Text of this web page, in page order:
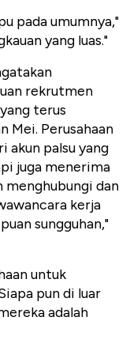
pada umumnya,"
yang luas."
rekrutmen
terus
Mei. Perusahaan
akun palsu yang
juga menerima
menghubungi dan
kerja
sungguhan,"
untuk
pun di luar
adalah